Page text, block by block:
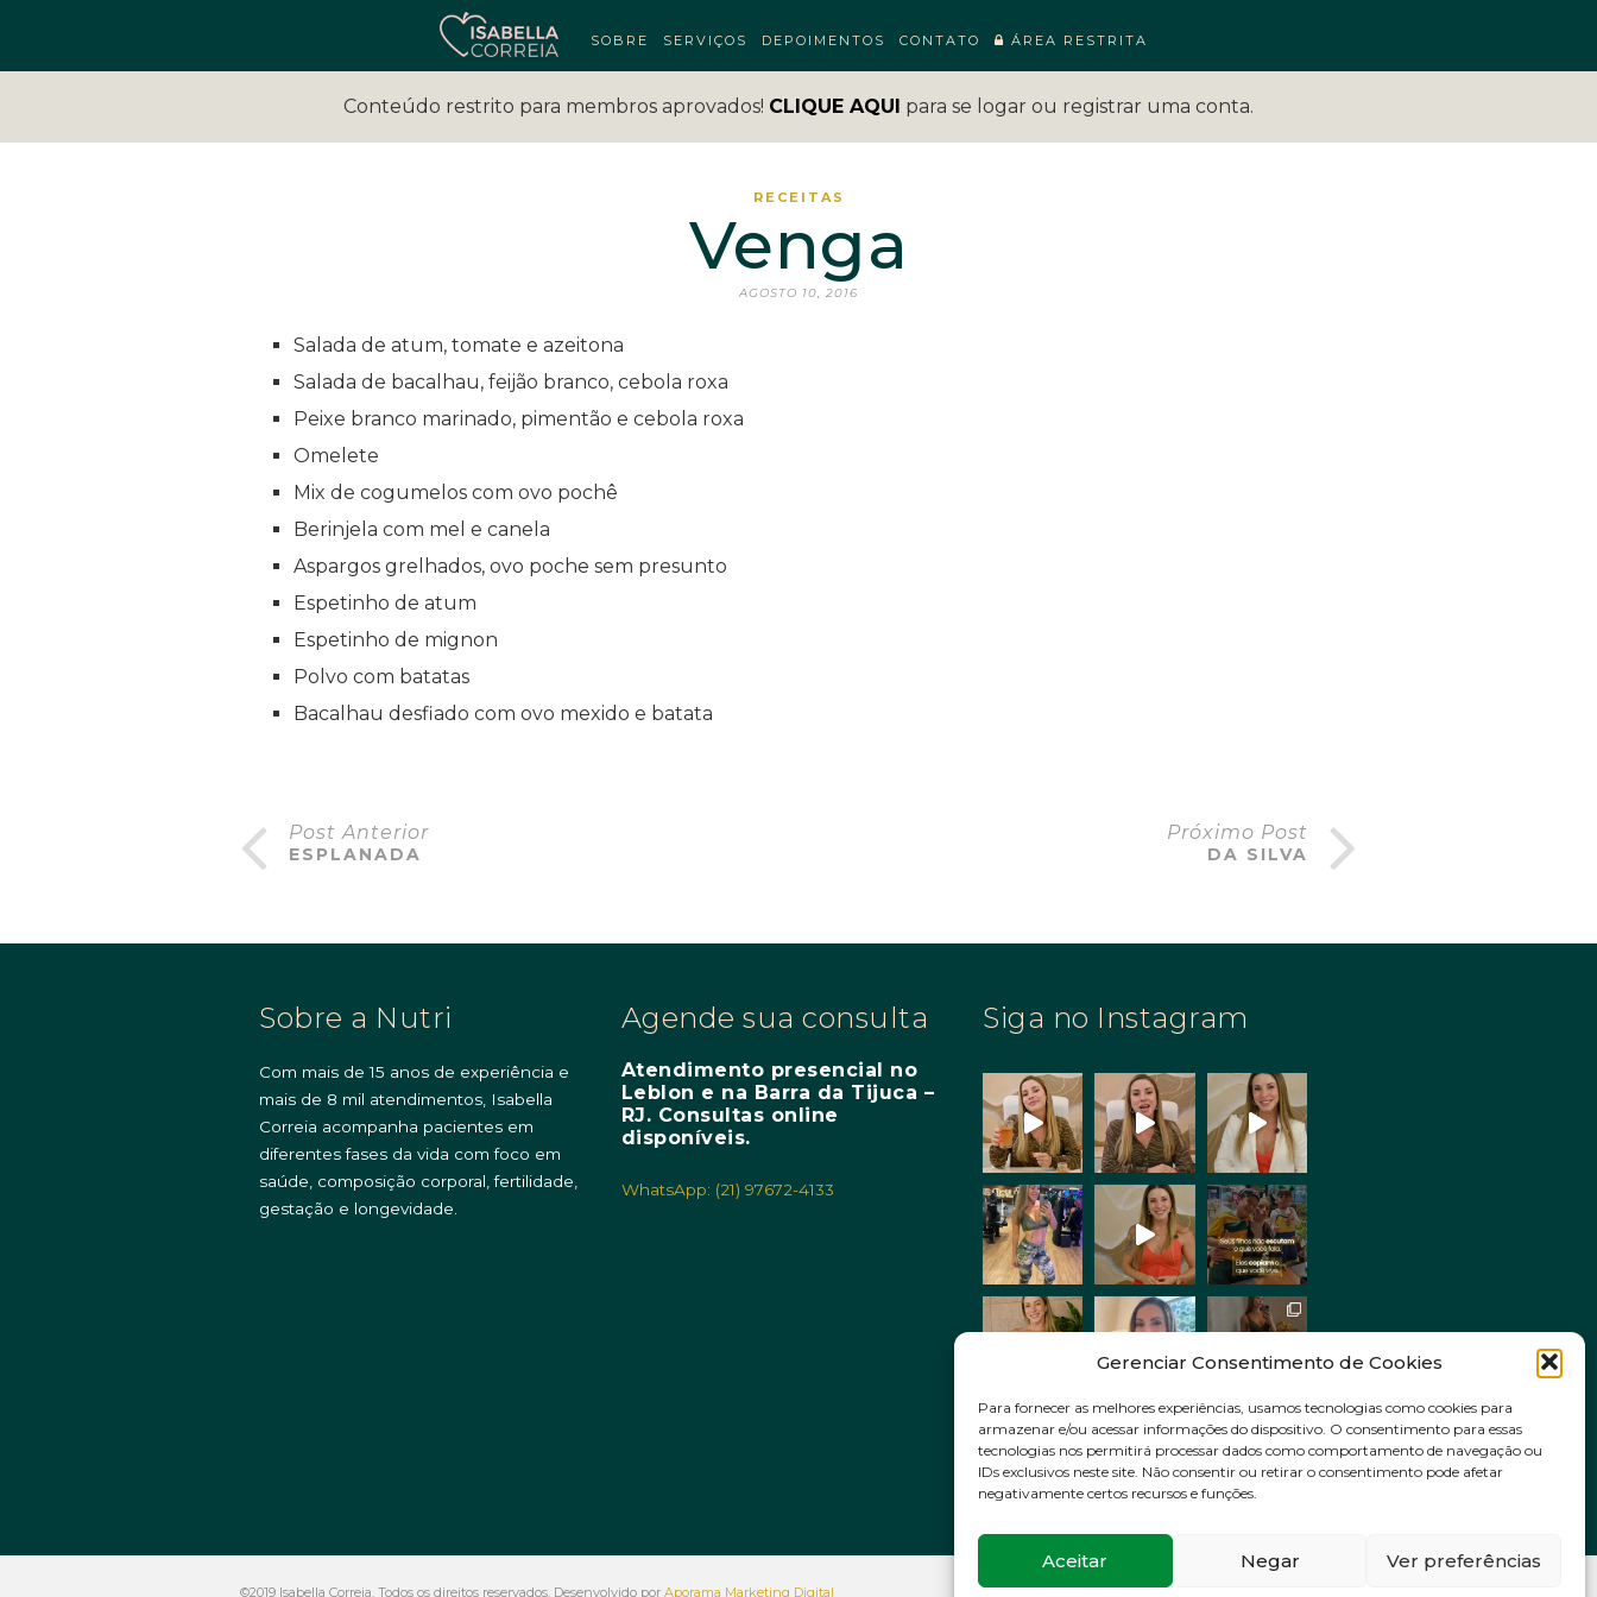
Gerenciar Consentimento de Cookies
Para fornecer as melhores experiências, usamos tecnologias como cookies para
armazenar e/ou acessar informações do dispositivo. O consentimento para essas
tecnologias nos permitirá processar dados como comportamento de navegação ou
IDs exclusivos neste site. Não consentir ou retirar o consentimento pode afetar
negativamente certos recursos e funções.
Aceitar Negar Ver preferências
SOBRE SERVIÇOS DEPOIMENTOS CONTATO ÁREA RESTRITA
Conteúdo restrito para membros aprovados! CLIQUE AQUI para se logar ou registrar uma conta.
RECEITAS
Venga
AGOSTO 10, 2016
Salada de atum, tomate e azeitona
Salada de bacalhau, feijão branco, cebola roxa
Peixe branco marinado, pimentão e cebola roxa
Omelete
Mix de cogumelos com ovo pochê
Berinjela com mel e canela
Aspargos grelhados, ovo poche sem presunto
Espetinho de atum
Espetinho de mignon
Polvo com batatas
Bacalhau desfiado com ovo mexido e batata
Post Anterior
ESPLANADA
Próximo Post
DA SILVA
Sobre a Nutri
Com mais de 15 anos de experiência e
mais de 8 mil atendimentos, Isabella
Correia acompanha pacientes em
diferentes fases da vida com foco em
saúde, composição corporal, fertilidade,
gestação e longevidade.
Agende sua consulta
Atendimento presencial no
Leblon e na Barra da Tijuca –
RJ. Consultas online
disponíveis.
WhatsApp: (21) 97672-4133
Siga no Instagram
Siga no Instagram
©2019 Isabella Correia. Todos os direitos reservados. Desenvolvido por Aporama Marketing Digital